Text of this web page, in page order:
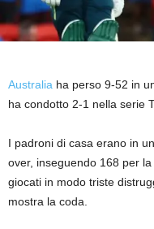
Australia ha perso 9-52 in
ha condotto 2-1 nella serie
I padroni di casa erano in
over, inseguendo 168 per
giocati in modo triste
mostra la coda.